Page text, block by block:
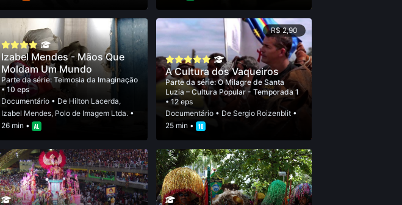
Izabel Mendes - Mãos Que
Moldam Um Mundo
Parte da série:Teimosia da Imaginação
• 10 eps
Documentário • De Hilton Lacerda,
Izabel Mendes, Polo de Imagem Ltda. •
26 min •
R$ 2,90
A Cultura dos Vaqueiros
Parte da série:O Milagre de Santa
Luzia – Cultura Popular - Temporada 1
• 12 eps
Documentário • DeSergio Roizenblit •
25 min •